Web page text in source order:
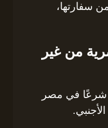
سفارتها،
من غير
شرعًا في مصر